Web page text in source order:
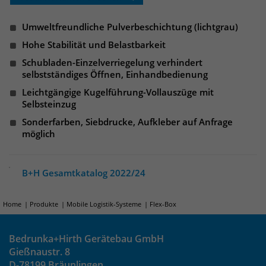
Umweltfreundliche Pulverbeschichtung (lichtgrau)
Hohe Stabilität und Belastbarkeit
Schubladen-Einzelverriegelung verhindert
selbstständiges Öffnen, Einhandbedienung
Leichtgängige Kugelführung-Vollauszüge mit
Selbsteinzug
Sonderfarben, Siebdrucke, Aufkleber auf Anfrage
möglich
B+H Gesamtkatalog 2022/24
Home Produkte Mobile Logistik-Systeme Flex-Box
Bedrunka+Hirth Gerätebau GmbH
Gießnaustr. 8
Anbieter TYPO3
Laufzeit 1 Jahr
Enthält die gewählten Tracking-Optin-
Einstellungen.
Websitebesucher für die Dauer des
Laufzeit
Kampagnendaten zu berechnen und
Analysebericht der Website zu
verfolgen. Die Cookies speichern
eine randoly generierte Nummer zu,